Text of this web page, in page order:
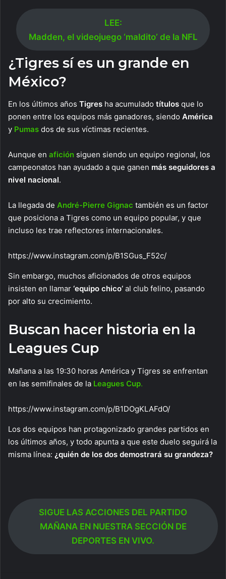
LEE:
Madden, el videojuego ‘maldito’ de la NFL
¿Tigres sí es un grande en
México?
En los últimos años Tigres ha acumulado títulos que lo
ponen entre los equipos más ganadores, siendo América
y Pumas dos de sus víctimas recientes.
Aunque en afición siguen siendo un equipo regional, los
campeonatos han ayudado a que ganen más seguidores a
nivel nacional.
La llegada de André-Pierre Gignac también es un factor
que posiciona a Tigres como un equipo popular, y que
incluso les trae reflectores internacionales.
https://www.instagram.com/p/B1SGus_F52c/
Sin embargo, muchos aficionados de otros equipos
insisten en llamar ‘equipo chico’ al club felino, pasando
por alto su crecimiento.
Buscan hacer historia en la
Leagues Cup
Mañana a las 19:30 horas América y Tigres se enfrentan
en las semifinales de la Leagues Cup.
https://www.instagram.com/p/B1DOgKLAFdO/
Los dos equipos han protagonizado grandes partidos en
los últimos años, y todo apunta a que este duelo seguirá la
misma línea: ¿quién de los dos demostrará su grandeza?
SIGUE LAS ACCIONES DEL PARTIDO
MAÑANA EN NUESTRA SECCIÓN DE
DEPORTES EN VIVO.